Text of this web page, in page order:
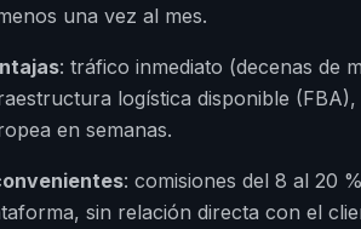
una vez al mes.
: tráfico inmediato (decenas de
logística disponible
en semanas.
: comisiones del 8 al 20
sin relación directa con el